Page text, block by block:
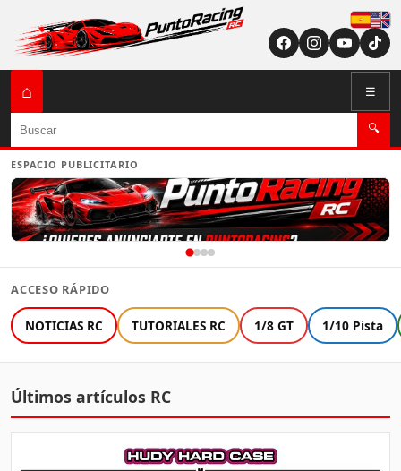
English (US /
⌂ ☰
Buscar 🔍
ESPACIO PUBLICITARIO
ACCESO RÁPIDO
NOTICIAS RC TUTORIALES RC 1/8 GT 1/10 Pista
Últimos artículos RC